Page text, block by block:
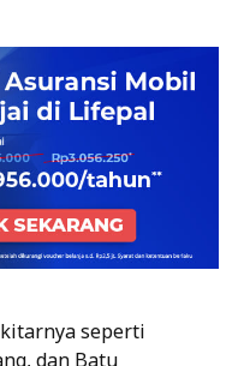
seperti
dan Batu